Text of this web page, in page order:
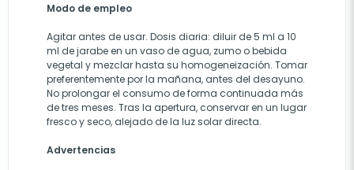
Modo de empleo
Agitar antes de usar. Dosis diaria: diluir de 5 ml a 10
ml de jarabe en un vaso de agua, zumo o bebida
vegetal y mezclar hasta su homogeneización. Tomar
preferentemente por la mañana, antes del desayuno.
No prolongar el consumo de forma continuada más
de tres meses. Tras la apertura, conservar en un lugar
fresco y seco, alejado de la luz solar directa.
Advertencias